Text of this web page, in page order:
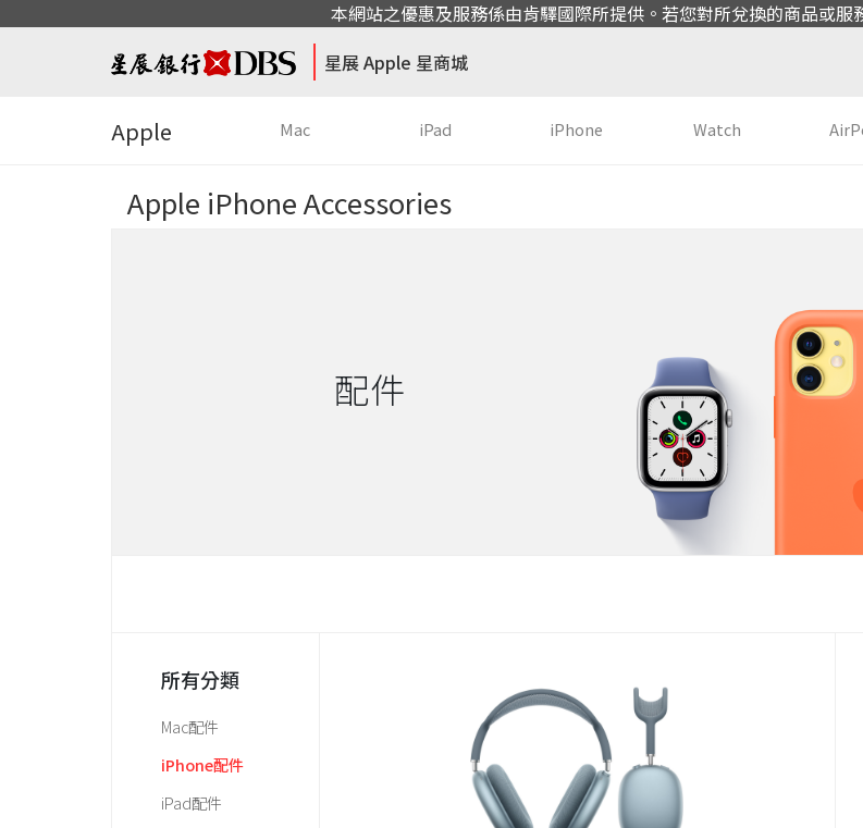
本網站之優惠及服務係由肯驛國際所提供。若您對所兌換的商品或服
星展 Apple 星商城
Apple Mac iPad iPhone Watch
Apple iPhone Accessories
配件
所有分類
Mac配件
iPhone配件
iPad配件